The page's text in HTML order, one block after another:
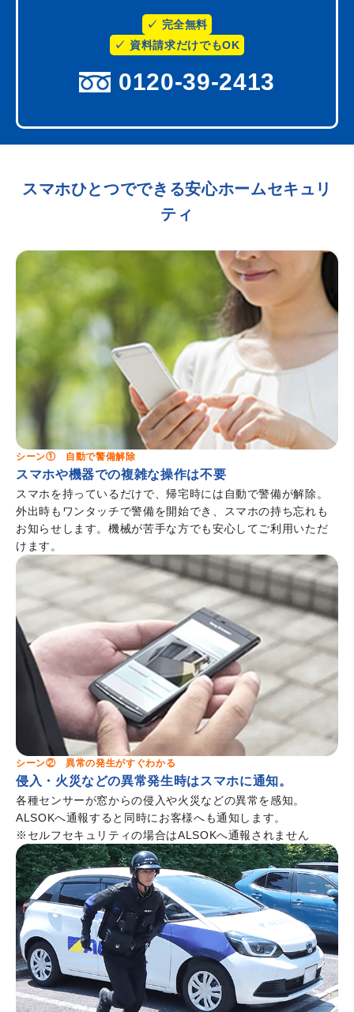
完全無料
資料請求だけでもOK
0120-39-2413
スマホひとつでできる安心ホームセキュリ
ティ
シーン① 自動で警備解除
スマホや機器での複雑な操作は不要
スマホを持っているだけで、帰宅時には自動で警備が解除。
外出時もワンタッチで警備を開始でき、スマホの持ち忘れも
お知らせします。機械が苦手な方でも安心してご利用いただ
けます。
シーン② 異常の発生がすぐわかる
侵入・火災などの異常発生時はスマホに通知。
各種センサーが窓からの侵入や火災などの異常を感知。
ALSOKへ通報すると同時にお客様へも通知します。
※セルフセキュリティの場合はALSOKへ通報されません